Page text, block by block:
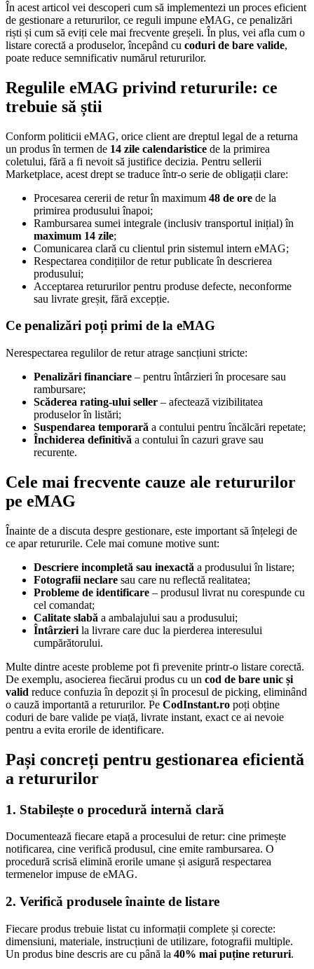
În acest articol vei descoperi cum să implementezi un proces eficient
de gestionare a retururilor, ce reguli impune eMAG, ce penalizări
riști și cum să eviți cele mai frecvente greșeli. În plus, vei afla cum o
listare corectă a produselor, începând cu coduri de bare valide,
poate reduce semnificativ numărul retururilor.
Regulile eMAG privind retururile: ce
trebuie să știi
Conform politicii eMAG, orice client are dreptul legal de a returna
un produs în termen de 14 zile calendaristice de la primirea
coletului, fără a fi nevoit să justifice decizia. Pentru sellerii
Marketplace, acest drept se traduce într-o serie de obligații clare:
Procesarea cererii de retur în maximum 48 de ore de la
primirea produsului înapoi;
Rambursarea sumei integrale (inclusiv transportul inițial) în
maximum 14 zile;
Comunicarea clară cu clientul prin sistemul intern eMAG;
Respectarea condițiilor de retur publicate în descrierea
produsului;
Acceptarea retururilor pentru produse defecte, neconforme
sau livrate greșit, fără excepție.
Ce penalizări poți primi de la eMAG
Nerespectarea regulilor de retur atrage sancțiuni stricte:
Penalizări financiare – pentru întârzieri în procesare sau
rambursare;
Scăderea rating-ului seller – afectează vizibilitatea
produselor în listări;
Suspendarea temporară a contului pentru încălcări repetate;
Închiderea definitivă a contului în cazuri grave sau
recurente.
Cele mai frecvente cauze ale retururilor
pe eMAG
Înainte de a discuta despre gestionare, este important să înțelegi de
ce apar retururile. Cele mai comune motive sunt:
Descriere incompletă sau inexactă a produsului în listare;
Fotografii neclare sau care nu reflectă realitatea;
Probleme de identificare – produsul livrat nu corespunde cu
cel comandat;
Calitate slabă a ambalajului sau a produsului;
Întârzieri la livrare care duc la pierderea interesului
cumpărătorului.
Multe dintre aceste probleme pot fi prevenite printr-o listare corectă.
De exemplu, asocierea fiecărui produs cu un cod de bare unic și
valid reduce confuzia în depozit și în procesul de picking, eliminând
o cauză importantă a retururilor. Pe CodInstant.ro poți obține
coduri de bare valide pe viață, livrate instant, exact ce ai nevoie
pentru a evita erorile de identificare.
Pași concreți pentru gestionarea eficientă
a retururilor
1. Stabilește o procedură internă clară
Documentează fiecare etapă a procesului de retur: cine primește
notificarea, cine verifică produsul, cine emite rambursarea. O
procedură scrisă elimină erorile umane și asigură respectarea
termenelor impuse de eMAG.
2. Verifică produsele înainte de listare
Fiecare produs trebuie listat cu informații complete și corecte:
dimensiuni, materiale, instrucțiuni de utilizare, fotografii multiple.
Un produs bine descris are cu până la 40% mai puține retururi.